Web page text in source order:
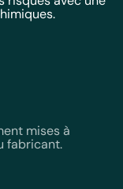
mises à
fabricant.